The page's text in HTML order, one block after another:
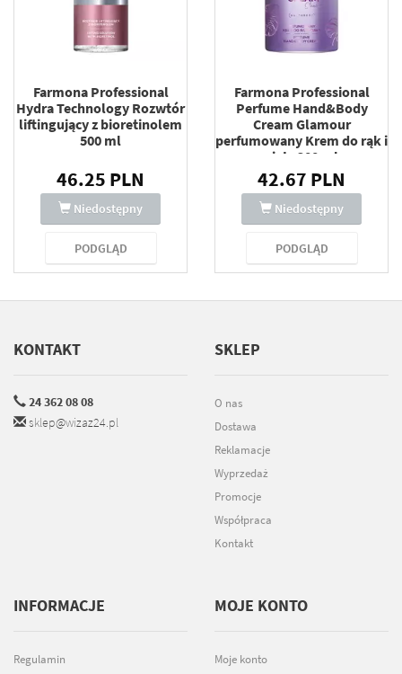
Farmona Professional
Hydra Technology Rozwtór
liftingujący z bioretinolem
500 ml
46.25 PLN
Niedostępny
PODGLĄD
Farmona Professional
Perfume Hand&Body
Cream Glamour
perfumowany Krem do rąk i
ciała 300 ml
42.67 PLN
Niedostępny
PODGLĄD
KONTAKT
24 362 08 08
sklep@wizaz24.pl
SKLEP
O nas
Dostawa
Reklamacje
Wyprzedaż
Promocje
Współpraca
Kontakt
INFORMACJE
Regulamin
MOJE KONTO
Moje konto